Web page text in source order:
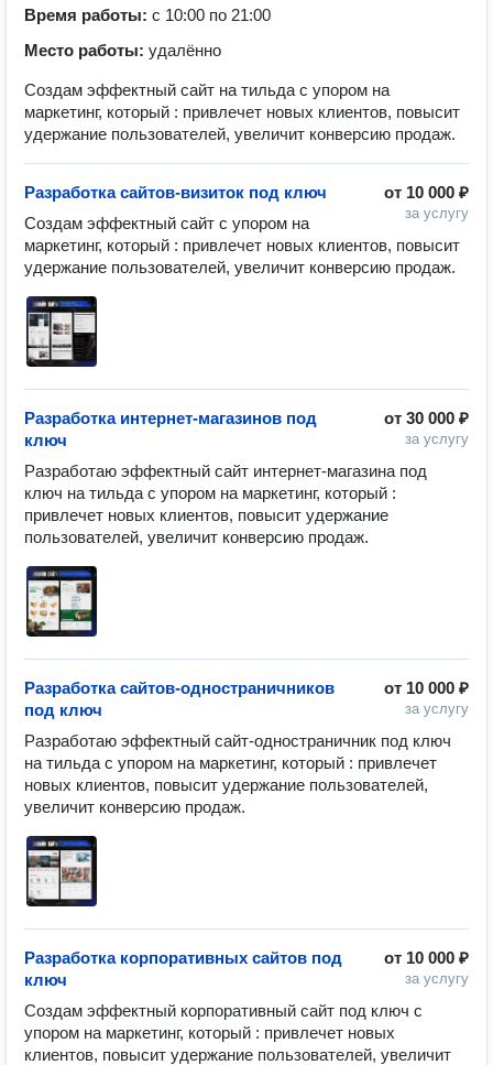
Время работы: с 10:00 по 21:00
Место работы: удалённо
Создам эффектный сайт на тильда с упором на
маркетинг, который : привлечет новых клиентов, повысит
удержание пользователей, увеличит конверсию продаж.
от 10 000 ₽
за услугу
Разработка сайтов-визиток под ключ
Создам эффектный сайт с упором на
маркетинг, который : привлечет новых клиентов, повысит
удержание пользователей, увеличит конверсию продаж.
от 30 000 ₽
за услугу
Разработка интернет-магазинов под
ключ
Разработаю эффектный сайт интернет-магазина под
ключ на тильда с упором на маркетинг, который :
привлечет новых клиентов, повысит удержание
пользователей, увеличит конверсию продаж.
от 10 000 ₽
за услугу
Разработка сайтов-одностраничников
под ключ
Разработаю эффектный сайт-одностраничник под ключ
на тильда с упором на маркетинг, который : привлечет
новых клиентов, повысит удержание пользователей,
увеличит конверсию продаж.
от 10 000 ₽
за услугу
Разработка корпоративных сайтов под
ключ
Создам эффектный корпоративный сайт под ключ с
упором на маркетинг, который : привлечет новых
клиентов, повысит удержание пользователей, увеличит